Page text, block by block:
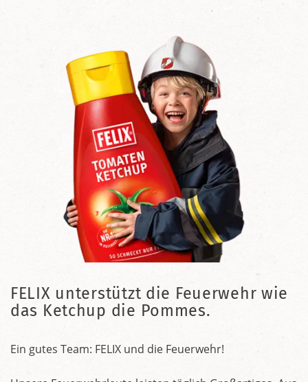
FELIX unterstützt die Feuerwehr wie
das Ketchup die Pommes.
Ein gutes Team: FELIX und die Feuerwehr!